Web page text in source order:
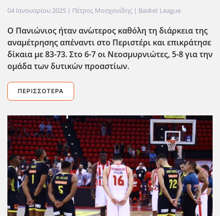
04 Ιανουαρίου 2025 | Πέτρος Μοσχονίδης | Basket League
Ο Πανιώνιος ήταν αν΄ωτερος καθόλη τη διάρκεια της
αναμέτρησης απέναντι στο Περιστέρι και επικράτησε
δίκαια με 83-73. Στο 6-7 οι Νεοσμυρνιώτες, 5-8 για την
ομάδα των δυτικών προαστίων.
ΠΕΡΙΣΣΌΤΕΡΑ